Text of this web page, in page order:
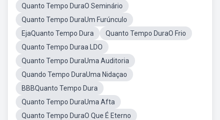
Quanto Tempo DuraO Seminário
Quanto Tempo DuraUm Furúnculo
EjaQuanto Tempo Dura
Quanto Tempo DuraO Frio
Quanto Tempo Duraa LDO
Quanto Tempo DuraUma Auditoria
Quando Tempo DuraUma Nidaçao
BBBQuanto Tempo Dura
Quanto Tempo DuraUma Afta
Quanto Tempo DuraO Que É Eterno